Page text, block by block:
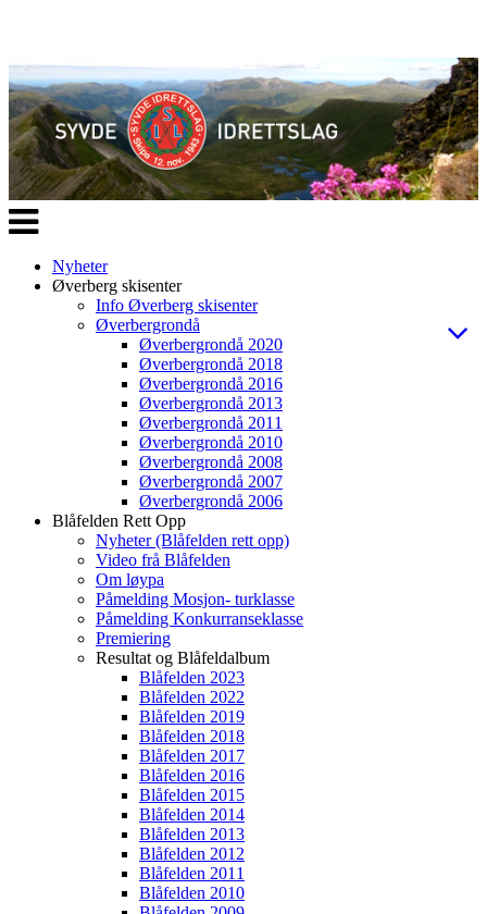
Veksle
navigasjon
Nyheter
Øverberg skisenter
Info Øverberg skisenter
Øverbergrondå
Øverbergrondå 2020
Øverbergrondå 2018
Øverbergrondå 2016
Øverbergrondå 2013
Øverbergrondå 2011
Øverbergrondå 2010
Øverbergrondå 2008
Øverbergrondå 2007
Øverbergrondå 2006
Blåfelden Rett Opp
Nyheter (Blåfelden rett opp)
Video frå Blåfelden
Om løypa
Påmelding Mosjon- turklasse
Påmelding Konkurranseklasse
Premiering
Resultat og Blåfeldalbum
Blåfelden 2023
Blåfelden 2022
Blåfelden 2019
Blåfelden 2018
Blåfelden 2017
Blåfelden 2016
Blåfelden 2015
Blåfelden 2014
Blåfelden 2013
Blåfelden 2012
Blåfelden 2011
Blåfelden 2010